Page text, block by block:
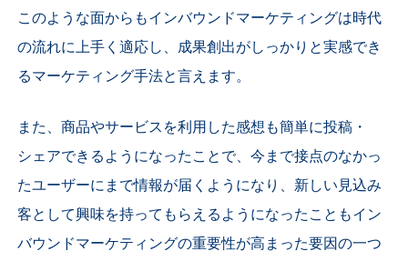
このような面からもインバウンドマーケティングは時代
の流れに上手く適応し、成果創出がしっかりと実感でき
るマーケティング手法と言えます。
また、商品やサービスを利用した感想も簡単に投稿・
シェアできるようになったことで、今まで接点のなかっ
たユーザーにまで情報が届くようになり、新しい見込み
客として興味を持ってもらえるようになったこともイン
バウンドマーケティングの重要性が高まった要因の一つ